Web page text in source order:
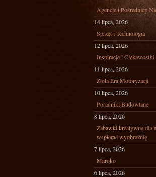
Agencje i Pośrednicy
14 lipca, 2026
Sprzęt i Technologia
12 lipca, 2026
Inspiracje i Ciekawostki
11 lipca, 2026
Złota Era Motoryzacji
10 lipca, 2026
Poradniki Budowlane
8 lipca, 2026
Zabawki kreatywne dla
wspierać wyobraźnię
7 lipca, 2026
Maroko
6 lipca, 2026